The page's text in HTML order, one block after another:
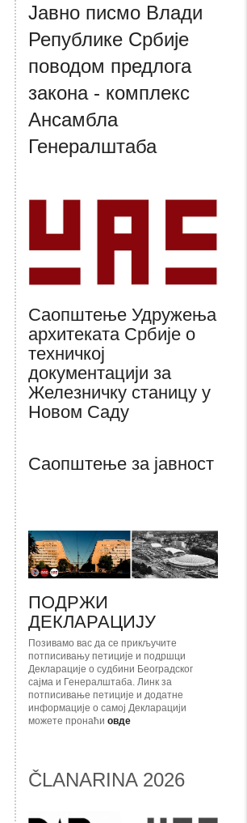
Јавно писмо Влади
Републике Србије
поводом предлога
закона - комплекс
Ансамбла
Генералштаба
Саопштење Удружења
архитеката Србије о
техничкој
документацији за
Железничку станицу у
Новом Саду
Саопштење за јавност
ПОДРЖИ
ДЕКЛАРАЦИЈУ
Позивамо вас да се прикључите
потписивању петиције и подршци
Декларације о судбини Београдског
сајма и Генералштаба. Линк за
потписивање петиције и додатне
информације о самој Декларацији
можете пронаћиовде
ČLANARINA 2026